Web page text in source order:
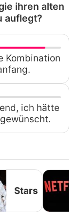
ihren alten
auflegt?
Kombination
ich hätte
Stars